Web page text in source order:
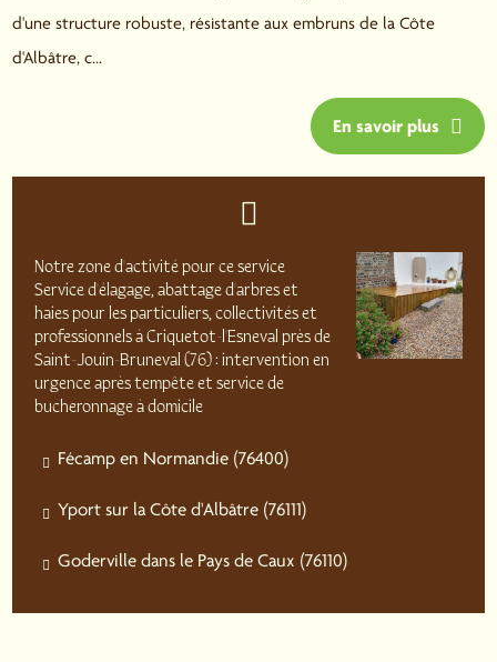
d'une structure robuste, résistante aux embruns de la Côte
d'Albâtre, c...
En savoir plus
Notre zone d'activité pour ce service
Service d'élagage, abattage d'arbres et
haies pour les particuliers, collectivités et
professionnels à Criquetot-l'Esneval près de
Saint-Jouin-Bruneval (76) : intervention en
urgence après tempête et service de
bucheronnage à domicile
Fécamp en Normandie (76400)
Yport sur la Côte d'Albâtre (76111)
Goderville dans le Pays de Caux (76110)